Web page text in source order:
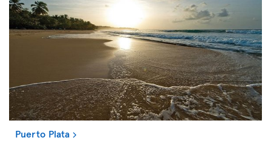
Puerto Plata